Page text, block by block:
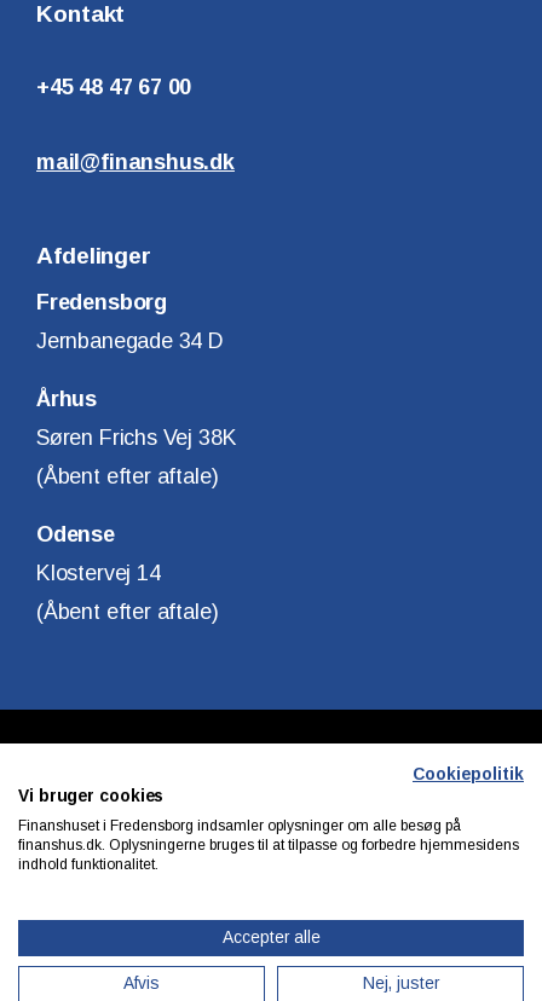
Kontakt
+45 48 47 67 00
mail@finanshus.dk
Afdelinger
Fredensborg
Jernbanegade 34 D
Århus
Søren Frichs Vej 38K
(Åbent efter aftale)
Odense
Klostervej 14
(Åbent efter aftale)
CVR. Nr. 10140315
Cookiepolitik
Vi bruger cookies
Finanshuset i Fredensborg indsamler oplysninger om alle besøg på
finanshus.dk. Oplysningerne bruges til at tilpasse og forbedre hjemmesidens
indhold funktionalitet.
Accepter alle
Afvis Nej, juster